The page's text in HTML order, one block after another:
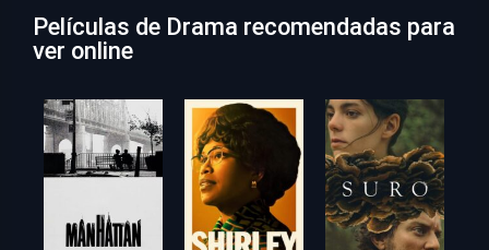
Películas de Drama recomendadas para
ver online